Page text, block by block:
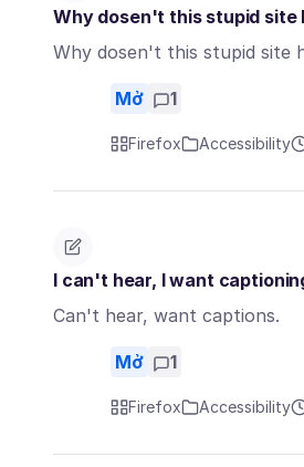
Why dosen't this stupid site
Why dosen't this stupid site
Mở 1
Firefox Accessibility
I can't hear, I want
Can't hear, want captions.
Mở 1
Firefox Accessibility